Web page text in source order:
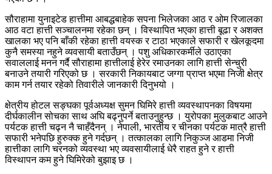
सौराहामा युनाइटेड हात्तीमा आबद्धबाहेक सपना भिलेजका आठ र ओम रिजालका
आठ वटा हात्ती सञ्चालनमा रहेका छन् । विस्थापित भएका हात्ती बूढा र अशक्त
खालका भए पनि बाँकी रहेका हात्ती वयस्क र टाठा भएकाले सफारी र खेलकूदमा
कुनै समस्या नहुने व्यवसायी बताउँछन् । पशु अधिकारकर्मीले उठाएका
सवाललाई मनन गर्दै सौराहामा हात्तीलाई हेरेर रमाउनका लागि हात्ती सेन्चुरी
बनाउने तयारी गरिएको छ । सरकारी निकायबाट जग्गा प्राप्त भएमा निजी क्षेत्र
काम गर्न तयार रहेको तिवारीले जानकारी दिनुभयो ।
क्षेत्रीय होटल सङ्घका पूर्वअध्यक्ष सुमन घिमिरे हात्ती व्यवस्थापनका विषयमा
दीर्घकालीन सोचका साथ अघि बढ्नुपर्ने बताउनुहुन्छ । युरोपका मुलुकबाट आउने
पर्यटक हात्ती चढ्न नै चाहँदैनन् । नेपाली, भारतीय र चीनका पर्यटक मात्रै हात्ती
सफारी भनेपछि हुरुक्क हुने गर्दछन् । तत्कालका लागि निकुञ्ज आडमा निजी
हात्तीका लागि चरनको व्यवस्था भए व्यवसायीलाई धेरै राहत हुने र हात्ती
विस्थापन कम हुने घिमिरेको बुझाइ छ ।